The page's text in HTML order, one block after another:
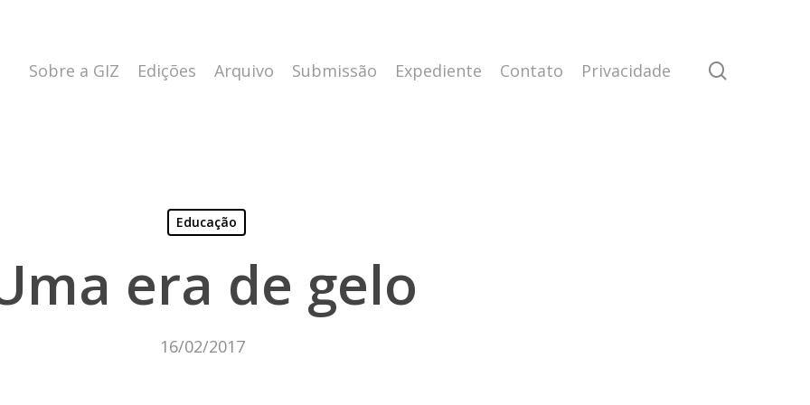
Sobre a GIZ Edições Arquivo Submissão Expediente Contato Privacidade
Educação
era de gelo
16/02/2017